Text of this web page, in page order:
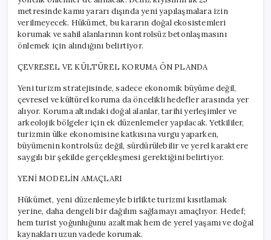
metresinde kamu yararı dışında yeni yapılaşmalara izin
verilmeyecek. Hükümet, bu kararın doğal ekosistemleri
korumak ve sahil alanlarının kontrolsüz betonlaşmasını
önlemek için alındığını belirtiyor.
ÇEVRESEL VE KÜLTÜREL KORUMA ÖN PLANDA
Yeni turizm stratejisinde, sadece ekonomik büyüme değil,
çevresel ve kültürel koruma da öncelikli hedefler arasında yer
alıyor. Koruma altındaki doğal alanlar, tarihi yerleşimler ve
arkeolojik bölgeler için ek düzenlemeler yapılacak. Yetkililer,
turizmin ülke ekonomisine katkısına vurgu yaparken,
büyümenin kontrolsüz değil, sürdürülebilir ve yerel karaktere
saygılı bir şekilde gerçekleşmesi gerektiğini belirtiyor.
YENİ MODELİN AMAÇLARI
Hükümet, yeni düzenlemeyle birlikte turizmi kısıtlamak
yerine, daha dengeli bir dağılım sağlamayı amaçlıyor. Hedef;
hem turist yoğunluğunu azaltmak hem de yerel yaşamı ve doğal
kaynakları uzun vadede korumak.